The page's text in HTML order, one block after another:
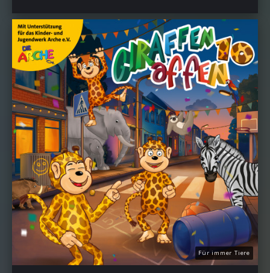
Für immer Tiere